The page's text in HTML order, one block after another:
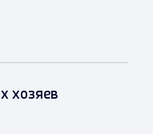
хозяев